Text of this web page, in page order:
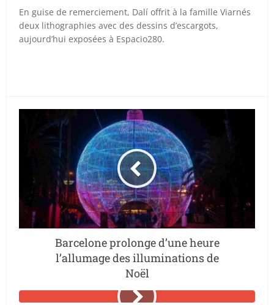
En guise de remerciement, Dalí offrit à la famille Viarnés
deux lithographies avec des dessins d’escargots,
aujourd’hui exposées à Espacio280.
Barcelone prolonge d’une heure
l’allumage des illuminations de
Noël